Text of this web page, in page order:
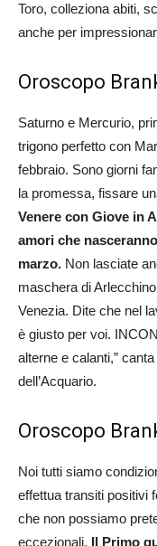
Toro, colleziona abiti,
anche per
Oroscopo
Saturno e Mercurio,
trigono perfetto con
febbraio. Sono giorni
la promessa, fissare
Venere con Giove in
amori che
marzo. Non lasciate
maschera di
Venezia. Dite che nel
è giusto per voi.
alterne e calanti,”
dell’Acquario.
Oroscopo
Noi tutti siamo
effettua transiti positivi
che non possiamo
eccezionali. Il Primo